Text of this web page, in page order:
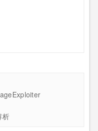
析